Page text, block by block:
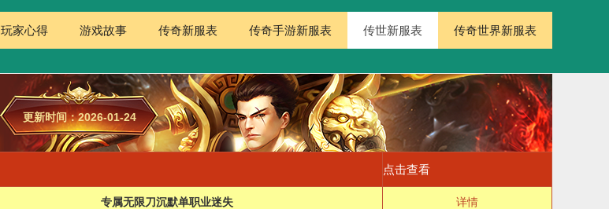
玩家心得 游戏故事 传奇新服表 传奇手游新服表 传世新服表 传奇世界新服表
更新时间：2026-01-24
点击查看
专属无限刀沉默单职业迷失 详情